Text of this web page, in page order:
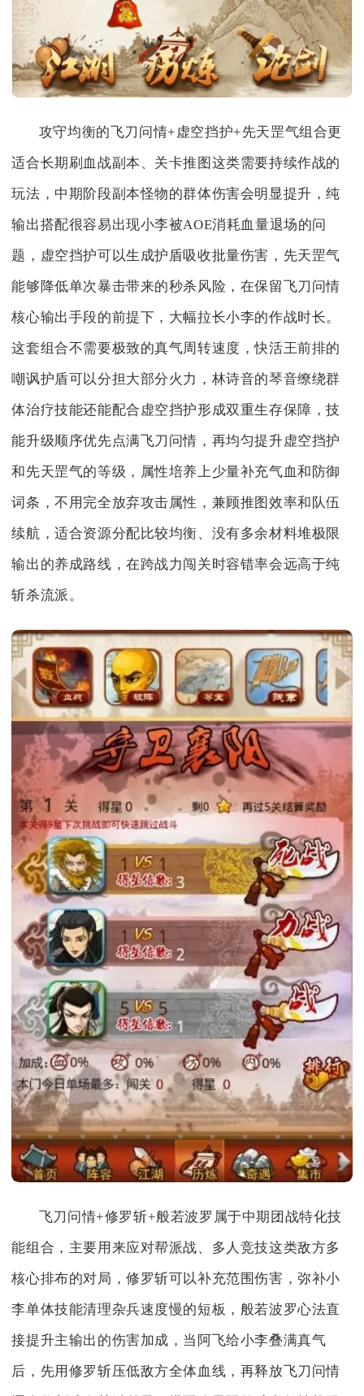
攻守均衡的飞刀问情+虚空挡护+先天罡气组合更
适合长期刷血战副本、关卡推图这类需要持续作战的
玩法，中期阶段副本怪物的群体伤害会明显提升，纯
输出搭配很容易出现小李被AOE消耗血量退场的问
题，虚空挡护可以生成护盾吸收批量伤害，先天罡气
能够降低单次暴击带来的秒杀风险，在保留飞刀问情
核心输出手段的前提下，大幅拉长小李的作战时长。
这套组合不需要极致的真气周转速度，快活王前排的
嘲讽护盾可以分担大部分火力，林诗音的琴音缭绕群
体治疗技能还能配合虚空挡护形成双重生存保障，技
能升级顺序优先点满飞刀问情，再均匀提升虚空挡护
和先天罡气的等级，属性培养上少量补充气血和防御
词条，不用完全放弃攻击属性，兼顾推图效率和队伍
续航，适合资源分配比较均衡、没有多余材料堆极限
输出的养成路线，在跨战力闯关时容错率会远高于纯
斩杀流派。
飞刀问情+修罗斩+般若波罗属于中期团战特化技
能组合，主要用来应对帮派战、多人竞技这类敌方多
核心排布的对局，修罗斩可以补充范围伤害，弥补小
李单体技能清理杂兵速度慢的短板，般若波罗心法直
接提升主输出的伤害加成，当阿飞给小李叠满真气
后，先用修罗斩压低敌方全体血线，再释放飞刀问情